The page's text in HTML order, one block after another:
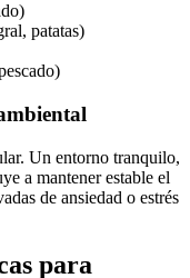
patatas)
Un entorno tranquilo,
a mantener estable el
de ansiedad o estrés
para